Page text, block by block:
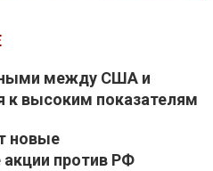
между США и
к высоким показателям
новые
акции против РФ